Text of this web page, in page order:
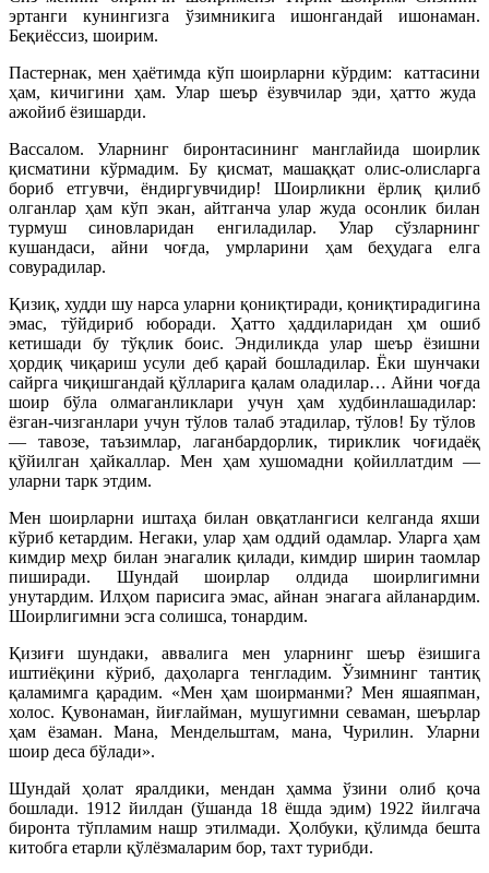
эртанги кунингизга ўзимникига ишонгандай ишонаман.
Беқиёссиз, шоирим.
Пастернак, мен ҳаётимда кўп шоирларни кўрдим: каттасини
ҳам, кичигини ҳам. Улар шеър ёзувчилар эди, ҳатто жуда
ажойиб ёзишарди.
Вассалом. Уларнинг биронтасининг манглайида шоирлик
қисматини кўрмадим. Бу қисмат, машаққат олис-олисларга
бориб етгувчи, ёндиргувчидир! Шоирликни ёрлиқ қилиб
олганлар ҳам кўп экан, айтганча улар жуда осонлик билан
турмуш синовларидан енгиладилар. Улар сўзларнинг
кушандаси, айни чоғда, умрларини ҳам беҳудага елга
совурадилар.
Қизиқ, худди шу нарса уларни қониқтиради, қониқтирадигина
эмас, тўйдириб юборади. Ҳатто ҳаддиларидан ҳм ошиб
кетишади бу тўқлик боис. Эндиликда улар шеър ёзишни
ҳордиқ чиқариш усули деб қарай бошладилар. Ёки шунчаки
сайрга чиқишгандай қўлларига қалам оладилар… Айни чоғда
шоир бўла олмаганликлари учун ҳам худбинлашадилар:
ёзган-чизганлари учун тўлов талаб этадилар, тўлов! Бу тўлов
— тавозе, таъзимлар, лаганбардорлик, тириклик чоғидаёқ
қўйилган ҳайкаллар. Мен ҳам хушомадни қойиллатдим —
уларни тарк этдим.
Мен шоирларни иштаҳа билан овқатлангиси келганда яхши
кўриб кетардим. Негаки, улар ҳам оддий одамлар. Уларга ҳам
кимдир меҳр билан энагалик қилади, кимдир ширин таомлар
пиширади. Шундай шоирлар олдида шоирлигимни
унутардим. Илҳом парисига эмас, айнан энагага айланардим.
Шоирлигимни эсга солишса, тонардим.
Қизиғи шундаки, аввалига мен уларнинг шеър ёзишига
иштиёқини кўриб, даҳоларга тенгладим. Ўзимнинг тантиқ
қаламимга қарадим. «Мен ҳам шоирманми? Мен яшаяпман,
холос. Қувонаман, йиғлайман, мушугимни севаман, шеърлар
ҳам ёзаман. Мана, Мендельштам, мана, Чурилин. Уларни
шоир деса бўлади».
Шундай ҳолат яралдики, мендан ҳамма ўзини олиб қоча
бошлади. 1912 йилдан (ўшанда 18 ёшда эдим) 1922 йилгача
биронта тўпламим нашр этилмади. Ҳолбуки, қўлимда бешта
китобга етарли қўлёзмаларим бор, тахт турибди.